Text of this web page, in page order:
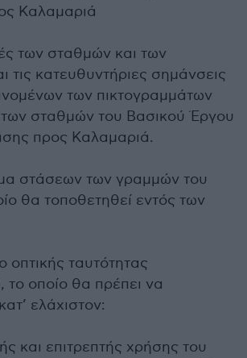
Καλαμαριά
των σταθμών και των
τις κατευθυντήριες σημάνσεις
των πικτογραμμάτων
των σταθμών του Βασικού Έργου
προς Καλαμαριά.
στάσεων των γραμμών του
θα τοποθετηθεί εντός των
οπτικής ταυτότητας
οποίο θα πρέπει να
ελάχιστον:
και επιτρεπτής χρήσης του